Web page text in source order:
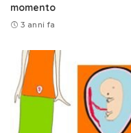
momento
3 anni fa